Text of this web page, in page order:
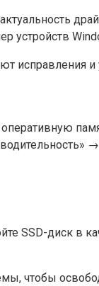
устройств
исправления
оперативную
SSD-диск в
чтобы